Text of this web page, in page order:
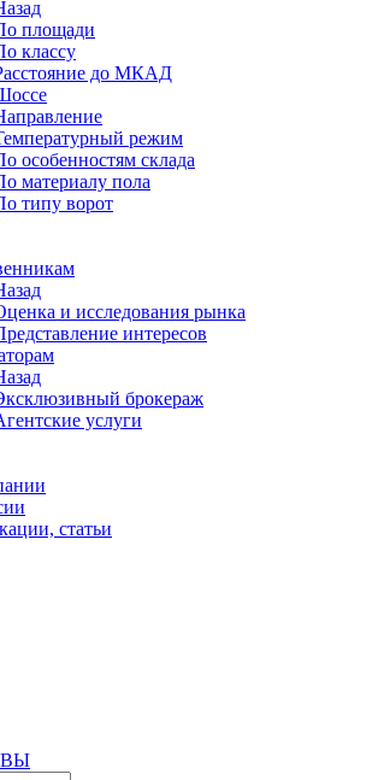
площади
классу
до МКАД
режим
особенностям склада
материалу пола
типу ворот
и исследования рынка
интересов
брокераж
услуги
статьи